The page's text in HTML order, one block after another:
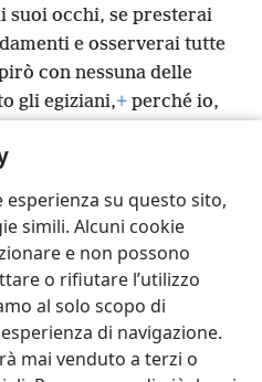
su questo sito,
simili. Alcuni cookie
e non possono
o rifiutare l’utilizzo
al solo scopo di
di navigazione.
mai venduto a terzi o
suoi occhi, se presterai
e osserverai tutte
con nessuna delle
gli egiziani,+ perché io,
Elìm, dove c’erano 12
Così si accamparono là,
Impostazioni
and Tract Society of Pennsylvania